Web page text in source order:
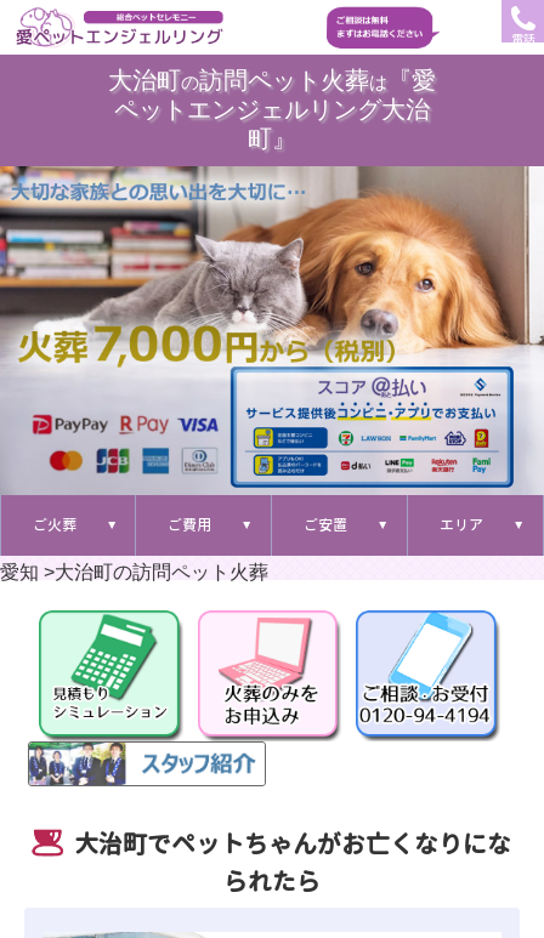
電話
大治町の訪問ペット火葬は
『愛
ペットエンジェルリング大治
町』
ご火葬 ご費用 ご安置 エリア
愛知 >大治町の訪問ペット火葬
大治町でペットちゃんがお亡くなりにな
られたら